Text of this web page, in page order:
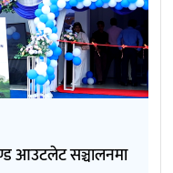
आउटलेट सञ्चालनमा